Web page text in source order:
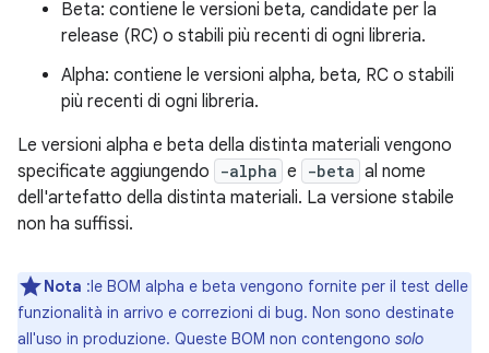
Beta: contiene le versioni beta, candidate per la
release (RC) o stabili più recenti di ogni libreria.
Alpha: contiene le versioni alpha, beta, RC o stabili
più recenti di ogni libreria.
Le versioni alpha e beta della distinta materiali vengono
specificate aggiungendo
-alpha e -beta al nome
dell'artefatto della distinta materiali. La versione stabile
non ha suffissi.
Nota :le BOM alpha e beta vengono fornite per il test delle
funzionalità in arrivo e correzioni di bug. Non sono destinate
all'uso in produzione. Queste BOM non contengono solo